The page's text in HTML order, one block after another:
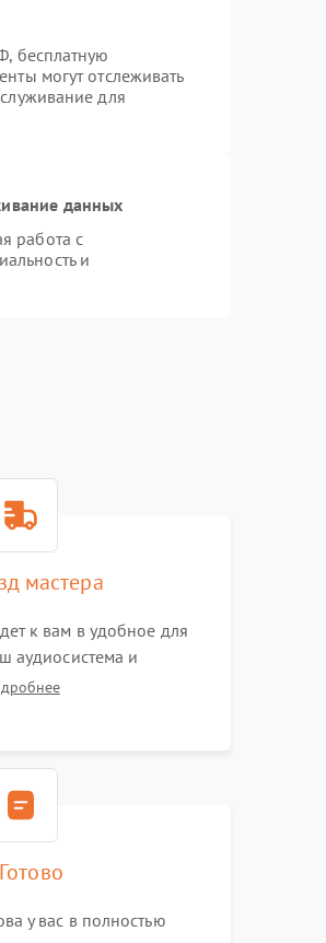
бесплатную
могут отслеживать
для
данных
работа с
и
мастера
к вам в удобное для
аудиосистема и
у вас в полностью